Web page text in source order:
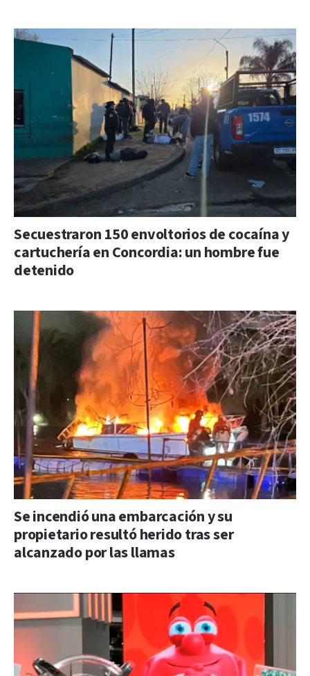
Secuestraron 150 envoltorios de cocaína y
cartuchería en Concordia: un hombre fue
detenido
Se incendió una embarcación y su
propietario resultó herido tras ser
alcanzado por las llamas